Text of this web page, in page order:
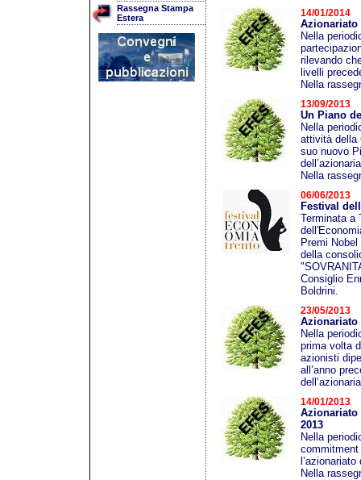
Rassegna Stampa
Estera
14/01/2014
Nella
rilevando
livelli
Nella
13/09/2013
Un Piano
Nella
attività della
suo nuovo
Nella
06/06/2013
Festival
Terminata a
Premi
della
Consiglio
Boldrini.
23/05/2013
Azionariato
Nella
prima volta
azionisti
all’anno
14/01/2013
Azionariato
2013
Nella
commitment
Nella